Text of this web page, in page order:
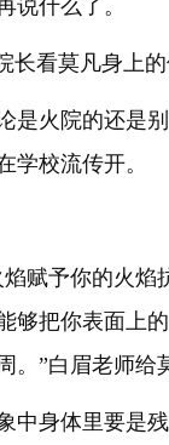
说什么了。
长看莫凡身上
是火院的还是
学校流传开。
赋予你的火
够把你表面上
。”白眉老师给
中身体里要是